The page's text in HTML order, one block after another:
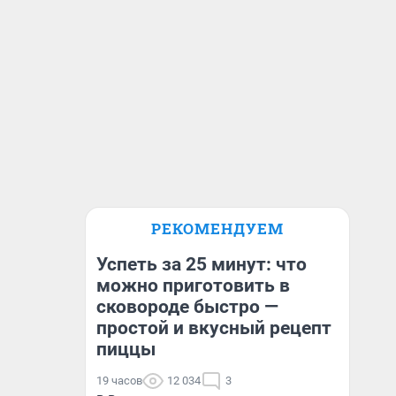
РЕКОМЕНДУЕМ
Успеть за 25 минут: что
можно приготовить в
сковороде быстро —
простой и вкусный рецепт
пиццы
19 часов 12 034 3